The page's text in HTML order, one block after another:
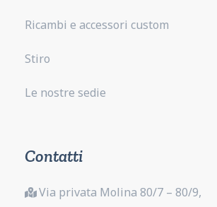
Ricambi e accessori custom
Stiro
Le nostre sedie
Contatti
Via privata Molina 80/7 – 80/9,